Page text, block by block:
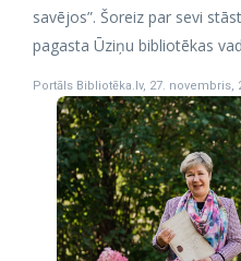
savējos”. Šoreiz par sevi
pagasta Ūziņu bibliotēkas
Portāls Bibliotēka.lv, 27. novembris,